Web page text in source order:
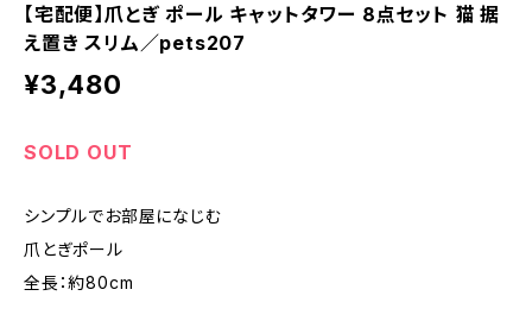
【宅配便】爪とぎ ポール キャットタワー 8点セット 猫 据
え置き スリム／pets207
¥3,480
SOLD OUT
シンプルでお部屋になじむ
爪とぎポール
全長：約80cm